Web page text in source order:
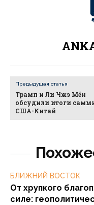
БЛИЖНИЙ ВОСТОК
От хрупкого
силе:
Предыдущая статья
Трамп и Ли Чжэ Мён
обсудили итоги
США-Китай